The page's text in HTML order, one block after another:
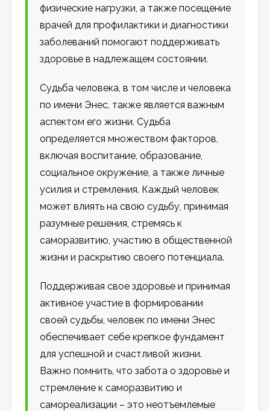
физические нагрузки, а также посещение
врачей для профилактики и диагностики
заболеваний помогают поддерживать
здоровье в надлежащем состоянии.
Судьба человека, в том числе и человека
по имени Энес, также является важным
аспектом его жизни. Судьба
определяется множеством факторов,
включая воспитание, образование,
социальное окружение, а также личные
усилия и стремления. Каждый человек
может влиять на свою судьбу, принимая
разумные решения, стремясь к
саморазвитию, участию в общественной
жизни и раскрытию своего потенциала.
Поддерживая свое здоровье и принимая
активное участие в формировании
своей судьбы, человек по имени Энес
обеспечивает себе крепкое фундамент
для успешной и счастливой жизни.
Важно помнить, что забота о здоровье и
стремление к саморазвитию и
самореализации – это неотъемлемые